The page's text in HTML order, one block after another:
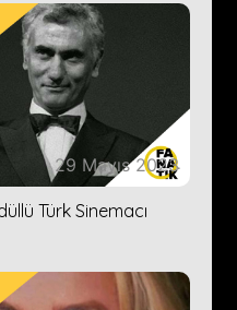
29 Mayıs 2023
Türk Sinemacı